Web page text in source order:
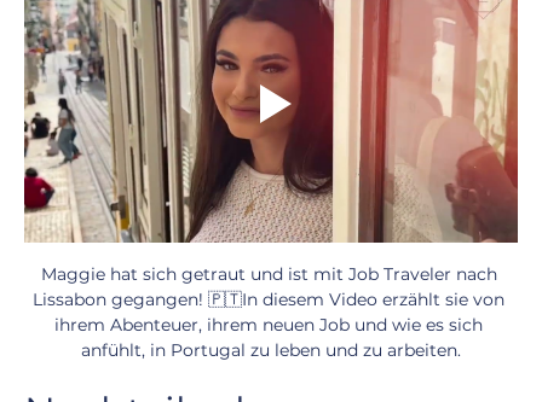
Maggie hat sich getraut und ist mit Job Traveler nach
Lissabon gegangen! 🇵🇹In diesem Video erzählt sie von
ihrem Abenteuer, ihrem neuen Job und wie es sich
anfühlt, in Portugal zu leben und zu arbeiten.